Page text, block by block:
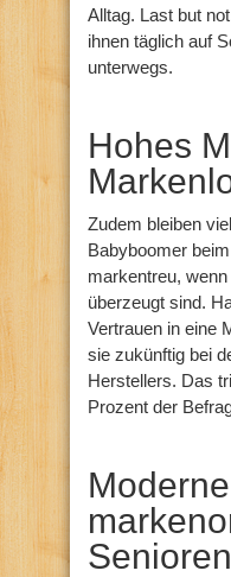
Alltag. Last but
ihnen täglich auf
unterwegs.
Hohes
Zudem bleiben
Babyboomer
markentreu,
überzeugt sind.
Vertrauen in eine
sie zukünftig bei
Herstellers. Das
Prozent der
Senioren